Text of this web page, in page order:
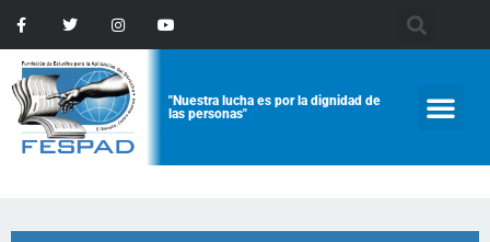
"Nuestra lucha es por la dignidad de
las personas"